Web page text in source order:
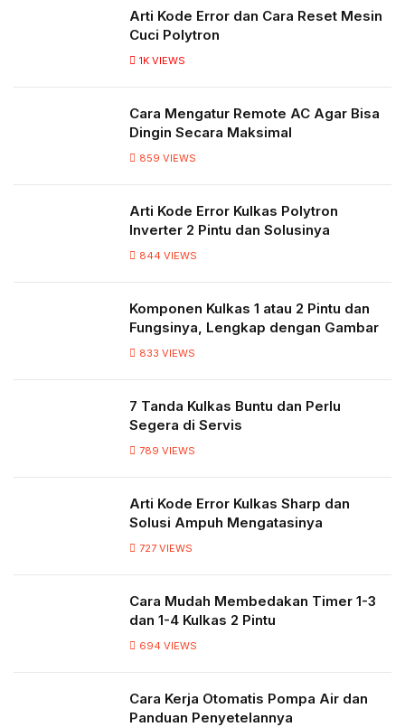
Arti Kode Error dan Cara Reset Mesin
Cuci Polytron
1K VIEWS
Cara Mengatur Remote AC Agar Bisa
Dingin Secara Maksimal
859 VIEWS
Arti Kode Error Kulkas Polytron
Inverter 2 Pintu dan Solusinya
844 VIEWS
Komponen Kulkas 1 atau 2 Pintu dan
Fungsinya, Lengkap dengan Gambar
833 VIEWS
7 Tanda Kulkas Buntu dan Perlu
Segera di Servis
789 VIEWS
Arti Kode Error Kulkas Sharp dan
Solusi Ampuh Mengatasinya
727 VIEWS
Cara Mudah Membedakan Timer 1-3
dan 1-4 Kulkas 2 Pintu
694 VIEWS
Cara Kerja Otomatis Pompa Air dan
Panduan Penyetelannya